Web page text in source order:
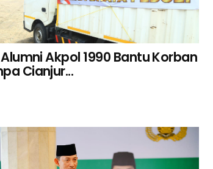
Akpol 1990 Bantu Korban
Cianjur...